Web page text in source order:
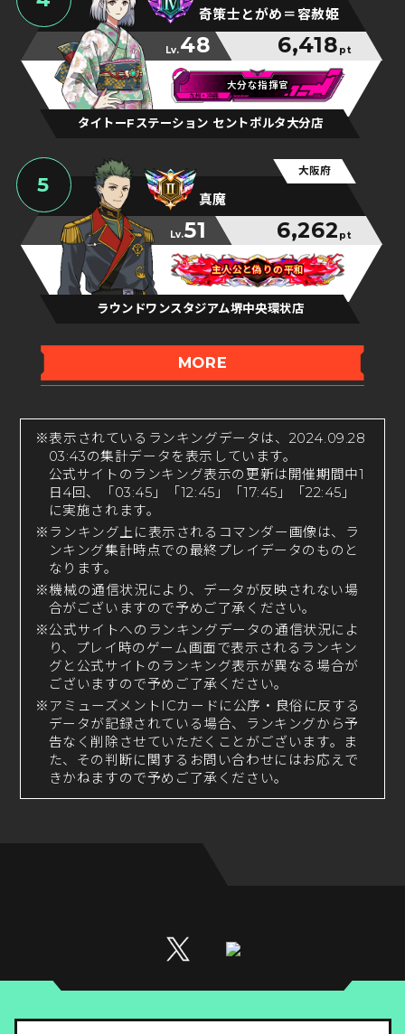
奇策士とがめ＝容赦姫
Lv.48 6,418 pt
大分な指揮官
大分な指揮官
大分な指揮官
タイトーFステーション セントポルタ大分店
5
大阪府
真魔
Lv.51 6,262 pt
主人公と偽りの平和
主人公と偽りの平和
主人公と偽りの平和
ラウンドワンスタジアム堺中央環状店
MORE
※表示されているランキングデータは、2024.09.28
03:43の集計データを表示しています。
公式サイトのランキング表示の更新は開催期間中1
日4回、「03:45」「12:45」「17:45」「22:45」
に実施されます。
※ランキング上に表示されるコマンダー画像は、ラ
ンキング集計時点での最終プレイデータのものと
なります。
※機械の通信状況により、データが反映されない場
合がございますので予めご了承ください。
※公式サイトへのランキングデータの通信状況によ
り、プレイ時のゲーム画面で表示されるランキン
グと公式サイトのランキング表示が異なる場合が
ございますので予めご了承ください。
※アミューズメントICカードに公序・良俗に反する
データが記録されている場合、ランキングから予
告なく削除させていただくことがございます。ま
た、その判断に関するお問い合わせにはお応えで
きかねますので予めご了承ください。